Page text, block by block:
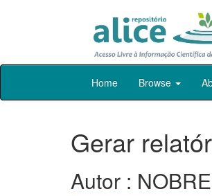
Skip
Home Browse
Gerar
Autor :